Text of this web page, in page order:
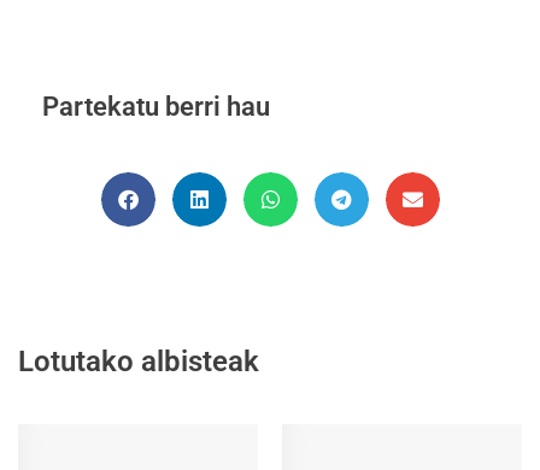
Partekatu berri hau
Lotutako albisteak